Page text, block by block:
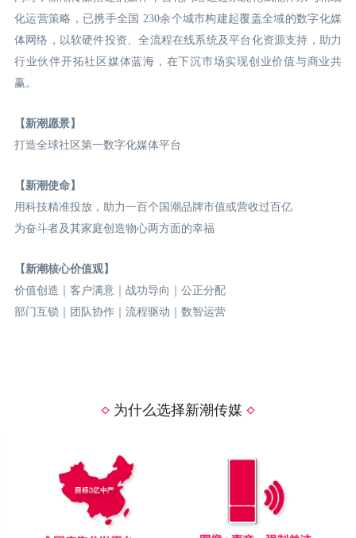
化运营策略，已携手全国 230余个城市构建起覆盖全域的数字化媒
体网络，以软硬件投资、全流程在线系统及平台化资源支持，助力
行业伙伴开拓社区媒体蓝海，在下沉市场实现创业价值与商业共
赢。
【新潮愿景】
打造全球社区第一数字化媒体平台
【新潮使命】
用科技精准投放，助力一百个国潮品牌市值或营收过百亿
为奋斗者及其家庭创造物心两方面的幸福
【新潮核心价值观】
价值创造｜客户满意｜战功导向｜公正分配
部门互锁｜团队协作｜流程驱动｜数智运营
为什么选择新潮传媒